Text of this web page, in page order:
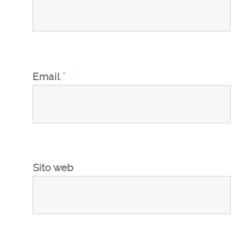
Email *
Sito web